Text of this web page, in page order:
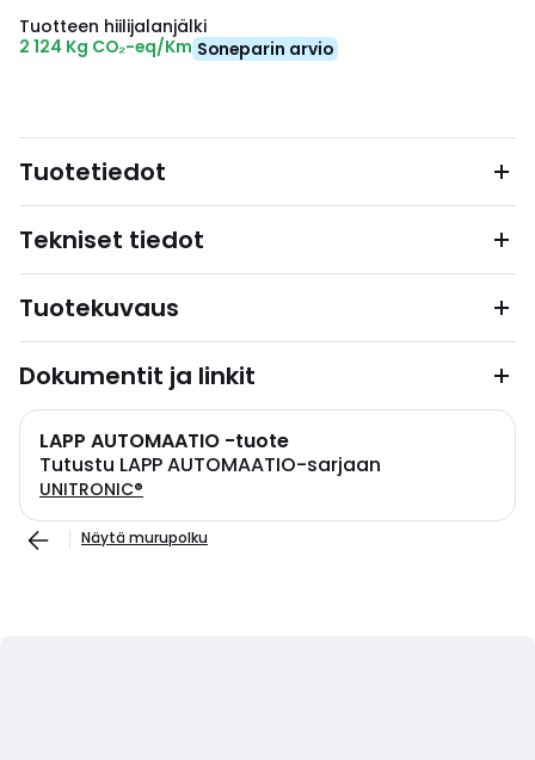
Tuotteen hiilijalanjälki
2 124 Kg CO₂-eq/Km Soneparin arvio
Tuotetiedot
Tekniset tiedot
Tuotekuvaus
Dokumentit ja linkit
LAPP AUTOMAATIO -tuote
Tutustu LAPP AUTOMAATIO-sarjaan
UNITRONIC®
Näytä murupolku